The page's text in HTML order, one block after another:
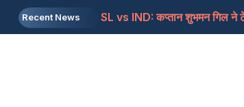
Recent News
SL vs IND: कप्तान शुभमन गिल ने